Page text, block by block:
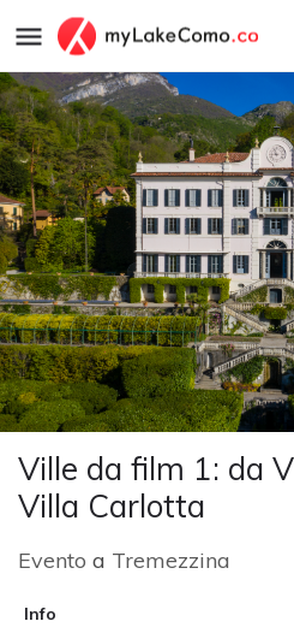
Ville da film 1: da
Villa Carlotta
Evento a Tremezzina
Info